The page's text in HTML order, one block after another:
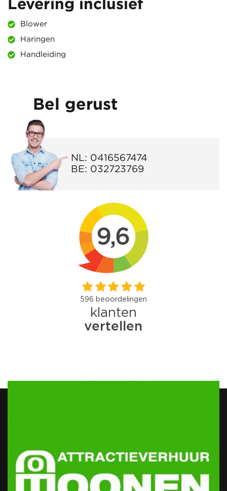
Levering inclusief
Blower
Haringen
Handleiding
Bel gerust
NL: 0416567474
BE: 032723769